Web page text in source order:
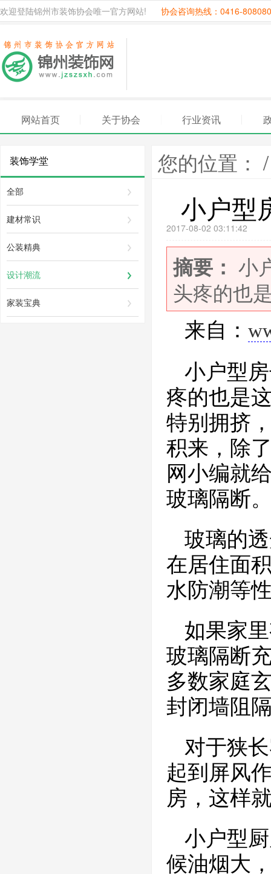
欢迎登陆锦州市装饰协会唯一官方网站! 协会咨询热线：0416-
网站首页 关于协会 行业资讯
装饰学堂
全部
建材常识
公装精典
设计潮流
家装宝典
您的位置
小户型
2017-08-02 03:11:42
摘要： 小
头疼的也
来自：
小户型
疼的也是
特别拥挤
积来，除
网小编就
玻璃隔断
玻璃的
在居住面
水防潮等
如果家
玻璃隔断
多数家庭
封闭墙阻
对于狭
起到屏风
房，这样
小户型
候油烟大